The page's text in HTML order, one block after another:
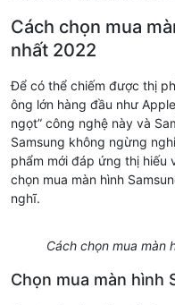
Cách chọn mua
nhất 2022
Để có thể chiếm được thị
ông lớn hàng đầu như
ngọt” công nghệ này và
Samsung không ngừng
phẩm mới đáp ứng thị hiếu
chọn mua màn hình
nghĩ.
Cách chọn mua màn
Chọn mua màn hình